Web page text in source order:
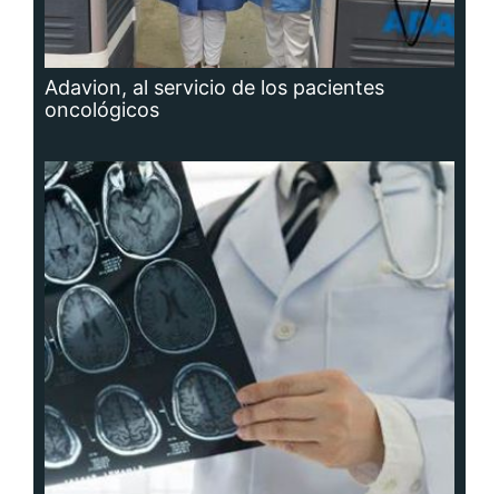
Adavion, al servicio de los pacientes
oncológicos